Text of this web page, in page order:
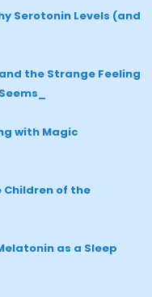
Serotonin Levels (and
the Strange Feeling
with Magic
Children of the
as a Sleep